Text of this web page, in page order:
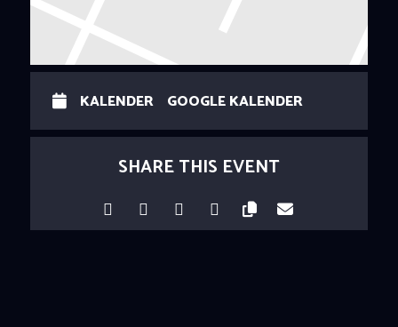
KALENDER GOOGLE KALENDER
SHARE THIS EVENT